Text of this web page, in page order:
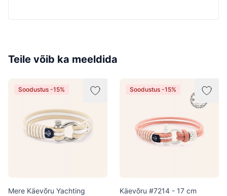
Teile võib ka meeldida
Soodustus -15%
Mere Käevõru Yachting
Soodustus -15%
Käevõru #7214 - 17 cm